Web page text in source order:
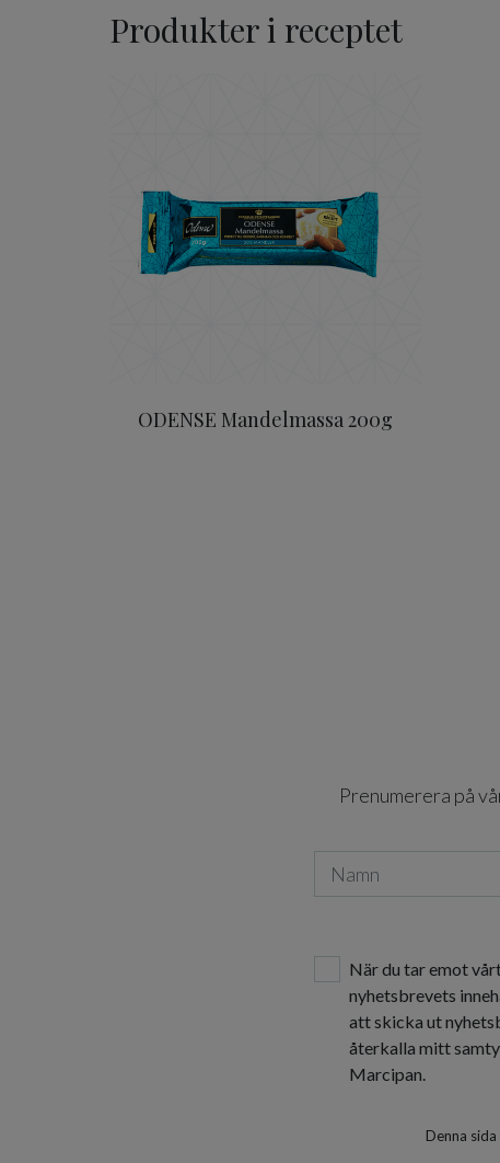
Produkter i receptet
ODENSE Mandelmassa 200g
Prenumerera på
När du tar emot
nyhetsbrevets
att skicka ut
återkalla mitt
Marcipan.
Denna